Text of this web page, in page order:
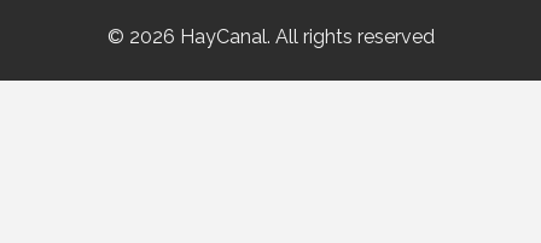
© 2026 HayCanal. All rights reserved